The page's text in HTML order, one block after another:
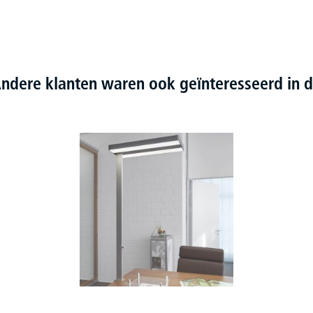
klanten waren ook geïnteresseerd in